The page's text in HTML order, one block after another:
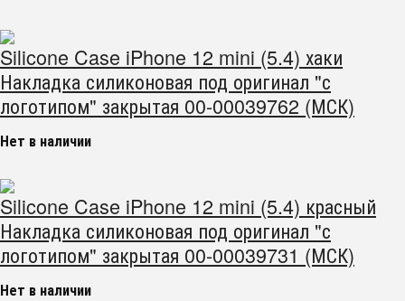
Silicone Case iPhone 12 mini (5.4) хаки
Накладка силиконовая под оригинал "с
логотипом" закрытая 00-00039762 (МСК)
Нет в наличии
Silicone Case iPhone 12 mini (5.4) красный
Накладка силиконовая под оригинал "с
логотипом" закрытая 00-00039731 (МСК)
Нет в наличии